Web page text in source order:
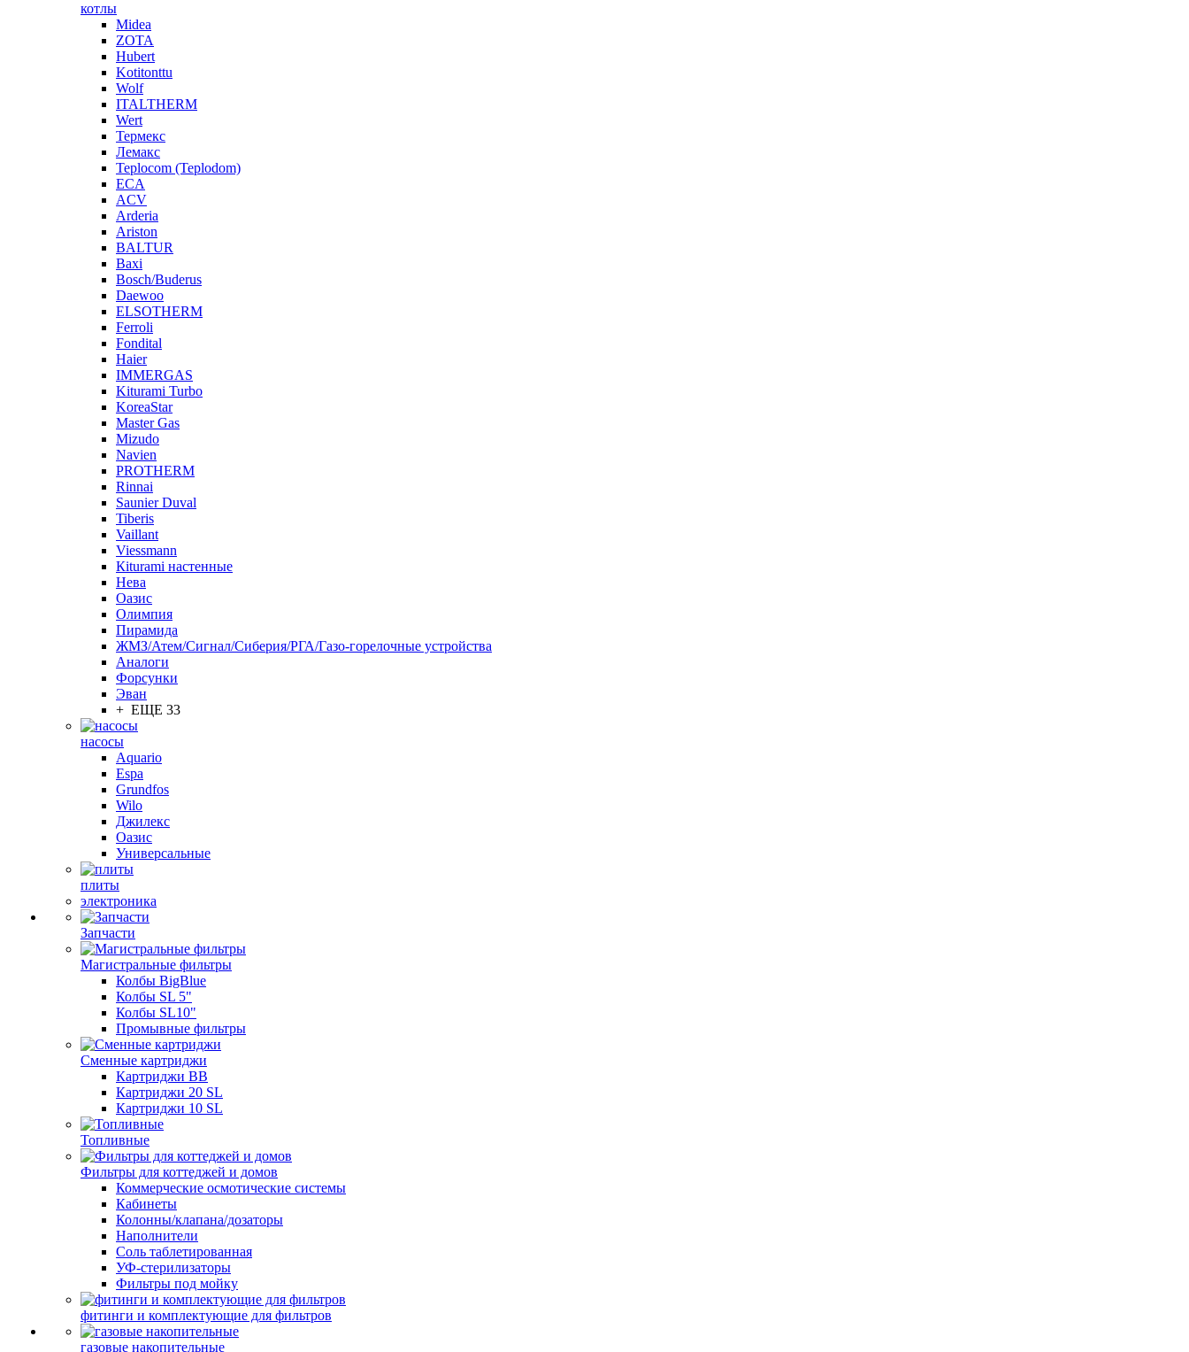
котлы
Midea
ZOTA
Hubert
Kotitonttu
Wolf
ITALTHERM
Wert
Термекс
Лемакс
Teplocom (Teplodom)
ECA
ACV
Arderia
Ariston
BALTUR
Baxi
Bosch/Buderus
Daewoo
ELSOTHERM
Ferroli
Fondital
Haier
IMMERGAS
Kiturami Turbo
KoreaStar
Master Gas
Mizudo
Navien
PROTHERM
Rinnai
Saunier Duval
Tiberis
Vaillant
Viessmann
Кiturami настенные
Нева
Оазис
Олимпия
Пирамида
ЖМЗ/Атем/Сигнал/Сиберия/РГА/Газо-горелочные устройства
Aналоги
Форсунки
Эван
+ ЕЩЕ 33
насосы
Aquario
Espa
Grundfos
Wilo
Джилекс
Оазис
Универсальные
плиты
электроника
Запчасти
Магистральные фильтры
Колбы BigBlue
Колбы SL 5"
Колбы SL10"
Промывные фильтры
Сменные картриджи
Картриджи BB
Картриджи 20 SL
Картриджи 10 SL
Топливные
Фильтры для коттеджей и домов
Коммерческие осмотические системы
Кабинеты
Колонны/клапана/дозаторы
Наполнители
Соль таблетированная
УФ-стерилизаторы
Фильтры под мойку
фитинги и комплектующие для фильтров
газовые накопительные